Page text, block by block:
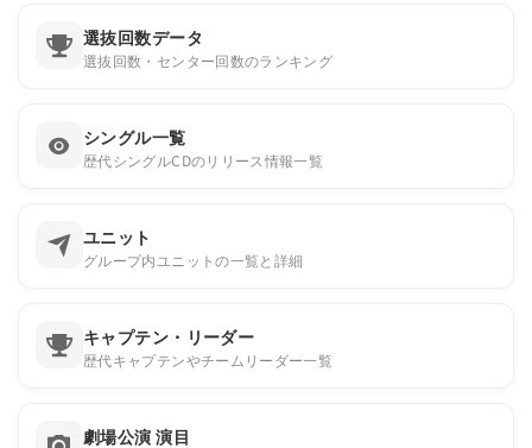
選抜回数データ
選抜回数・センター回数のランキング
シングル一覧
歴代シングルCDのリリース情報一覧
ユニット
グループ内ユニットの一覧と詳細
キャプテン・リーダー
歴代キャプテンやチームリーダー一覧
劇場公演 演目